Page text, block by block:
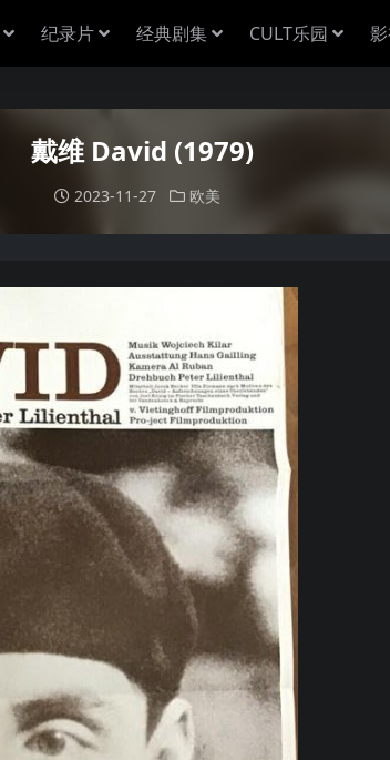
纪录片 经典剧集 CULT乐园
戴维 David (1979)
2023-11-27 欧美